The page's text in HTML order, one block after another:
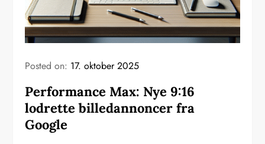
Posted on: 17. oktober 2025
Performance Max: Nye 9:16
lodrette billedannoncer fra
Google